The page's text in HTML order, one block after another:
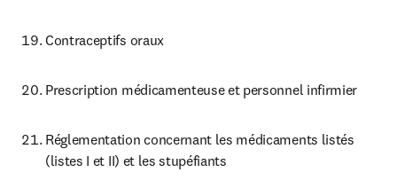
Contraceptifs oraux
Prescription médicamenteuse et personnel infirmier
Réglementation concernant les médicaments listés
(listes I et II) et les stupéfiants